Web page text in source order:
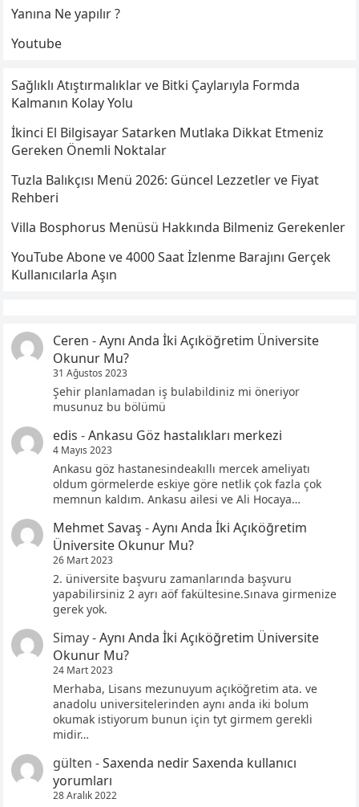
Yanına Ne yapılır ?
Youtube
Sağlıklı Atıştırmalıklar ve Bitki Çaylarıyla Formda
Kalmanın Kolay Yolu
İkinci El Bilgisayar Satarken Mutlaka Dikkat Etmeniz
Gereken Önemli Noktalar
Tuzla Balıkçısı Menü 2026: Güncel Lezzetler ve Fiyat
Rehberi
Villa Bosphorus Menüsü Hakkında Bilmeniz Gerekenler
YouTube Abone ve 4000 Saat İzlenme Barajını Gerçek
Kullanıcılarla Aşın
Ceren -Aynı Anda İki Açıköğretim Üniversite
Okunur Mu?
31 Ağustos 2023
Şehir planlamadan iş bulabildiniz mi öneriyor
musunuz bu bölümü
edis -Ankasu Göz hastalıkları merkezi
4 Mayıs 2023
Ankasu göz hastanesindeakıllı mercek ameliyatı
oldum görmelerde eskiye göre netlik çok fazla çok
memnun kaldım. Ankasu ailesi ve Ali Hocaya…
Mehmet Savaş -Aynı Anda İki Açıköğretim
Üniversite Okunur Mu?
26 Mart 2023
2. üniversite başvuru zamanlarında başvuru
yapabilirsiniz 2 ayrı aöf fakültesine.Sınava girmenize
gerek yok.
Simay-Aynı Anda İki Açıköğretim Üniversite
Okunur Mu?
24 Mart 2023
Merhaba, Lisans mezunuyum açıköğretim ata. ve
anadolu universitelerinden aynı anda iki bolum
okumak istiyorum bunun için tyt girmem gerekli
midir…
gülten -Saxenda nedir Saxenda kullanıcı
yorumları
28 Aralık 2022